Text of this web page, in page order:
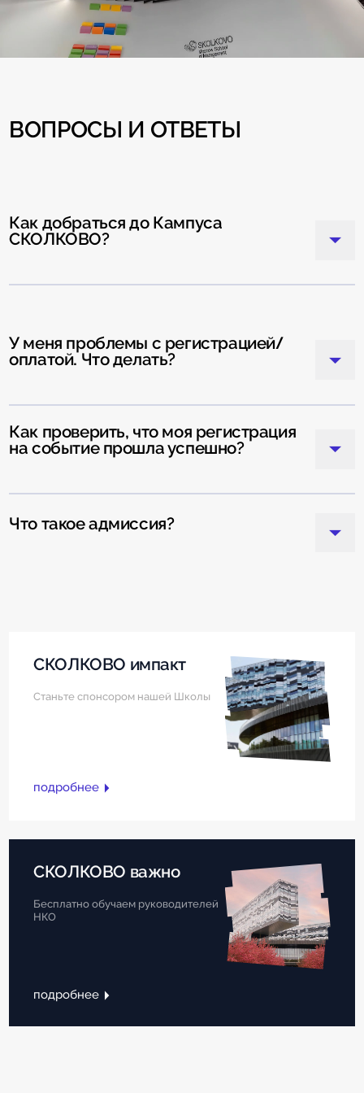
ВОПРОСЫ И ОТВЕТЫ
Как добраться до Кампуса
СКОЛКОВО?
У меня проблемы с регистрацией/
оплатой. Что делать?
Как проверить, что моя регистрация
на событие прошла успешно?
Что такое адмиссия?
СКОЛКОВО импакт
Станьте спонсором нашей Школы
подробнее
СКОЛКОВО важно
Бесплатно обучаем руководителей
НКО
подробнее